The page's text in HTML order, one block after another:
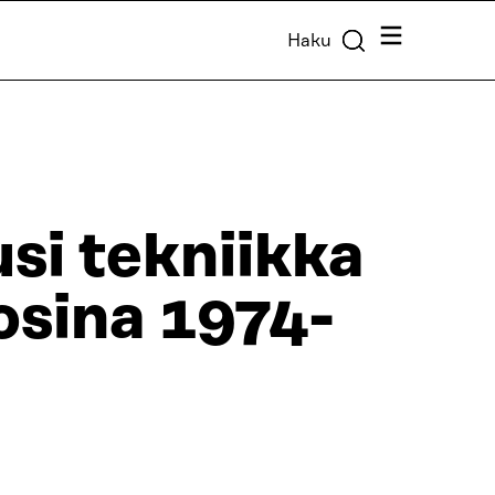
Haku Valikko
tekniikka
1974-